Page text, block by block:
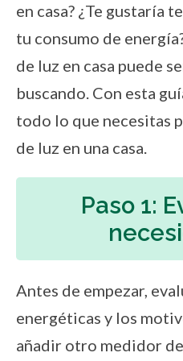
en casa? ¿Te gustaría
tu consumo de
de luz en casa puede
buscando. Con esta
todo lo que necesitas
de luz en una casa.
Paso 1:
Antes de empezar,
energéticas y los
añadir otro medidor